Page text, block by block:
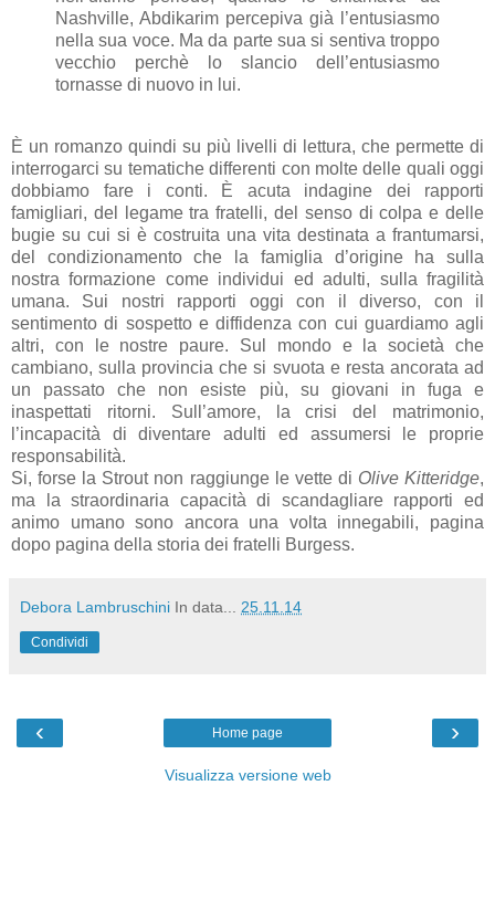
Nashville, Abdikarim percepiva già l’entusiasmo
nella sua voce. Ma da parte sua si sentiva troppo
vecchio perchè lo slancio dell’entusiasmo
tornasse di nuovo in lui.
È un romanzo quindi su più livelli di lettura, che permette di
interrogarci su tematiche differenti con molte delle quali oggi
dobbiamo fare i conti. È acuta indagine dei rapporti
famigliari, del legame tra fratelli, del senso di colpa e delle
bugie su cui si è costruita una vita destinata a frantumarsi,
del condizionamento che la famiglia d’origine ha sulla
nostra formazione come individui ed adulti, sulla fragilità
umana. Sui nostri rapporti oggi con il diverso, con il
sentimento di sospetto e diffidenza con cui guardiamo agli
altri, con le nostre paure. Sul mondo e la società che
cambiano, sulla provincia che si svuota e resta ancorata ad
un passato che non esiste più, su giovani in fuga e
inaspettati ritorni. Sull’amore, la crisi del matrimonio,
l’incapacità di diventare adulti ed assumersi le proprie
responsabilità.
Si, forse la Strout non raggiunge le vette di Olive Kitteridge,
ma la straordinaria capacità di scandagliare rapporti ed
animo umano sono ancora una volta innegabili, pagina
dopo pagina della storia dei fratelli Burgess.
Debora Lambruschini In data... 25.11.14
Condividi
‹ ›
Home page
Visualizza versione web